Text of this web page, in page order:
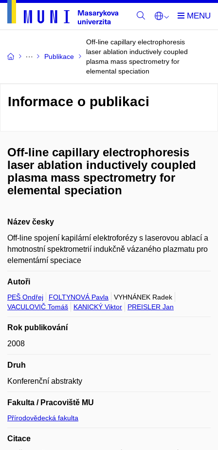
Publikace
Off-line capillary electrophoresis
laser ablation inductively coupled
plasma mass spectrometry for
elemental speciation
Informace o publikaci
Off-line capillary electrophoresis
laser ablation inductively coupled
plasma mass spectrometry for
elemental speciation
Název česky
Off-line spojení kapilární elektroforézy s laserovou ablací a
hmotnostní spektrometrií indukčně vázaného plazmatu pro
elementární speciace
Autoři
PEŠ Ondřej FOLTYNOVÁ Pavla
VYHNÁNEK Radek
VACULOVIČ Tomáš
KANICKÝ Viktor PREISLER Jan
Rok publikování
2008
Druh
Konferenční abstrakty
Fakulta / Pracoviště MU
Přírodovědecká fakulta
Citace